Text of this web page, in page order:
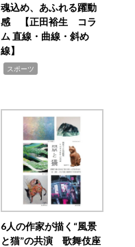
魂込め、あふれる躍動
感 【正田裕生 コラ
ム 直線・曲線・斜め
線】
スポーツ
6人の作家が描く“風景
と猫”の共演 歌舞伎座